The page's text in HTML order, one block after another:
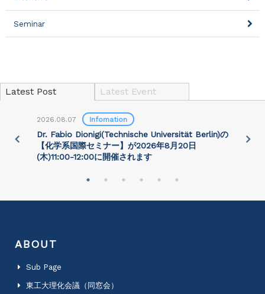
Seminar
Latest Post Latest Event
2026.08.07 Infomation
Dr. Fabio Dionigi(Technische Universität Berlin)の
【化学系国際セミナー】が2026年8⽉20⽇
(⽊)11:00-12:00に開催されます
ABOUT
Sub Page
東工大理化会議（同窓会）